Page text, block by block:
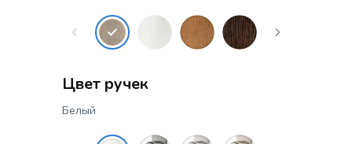
Цвет ручек
Белый